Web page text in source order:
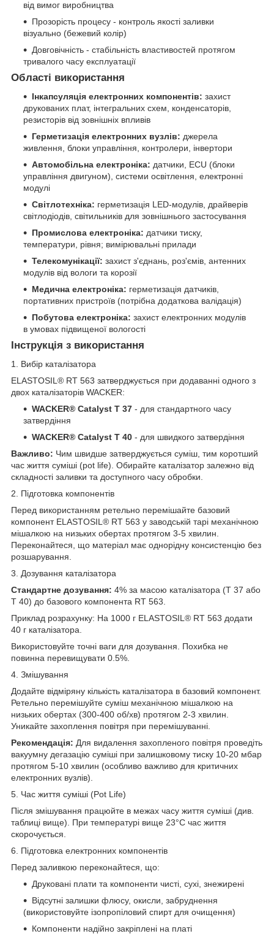
від вимог виробництва
Прозорість процесу - контроль якості заливки
візуально (бежевий колір)
Довговічність - стабільність властивостей протягом
тривалого часу експлуатації
Області використання
Інкапсуляція електронних компонентів: захист
друкованих плат, інтегральних схем, конденсаторів,
резисторів від зовнішніх впливів
Герметизація електронних вузлів: джерела
живлення, блоки управління, контролери, інвертори
Автомобільна електроніка: датчики, ECU (блоки
управління двигуном), системи освітлення, електронні
модулі
Світлотехніка: герметизація LED-модулів, драйверів
світлодіодів, світильників для зовнішнього застосування
Промислова електроніка: датчики тиску,
температури, рівня; вимірювальні прилади
Телекомунікації: захист з'єднань, роз'ємів, антенних
модулів від вологи та корозії
Медична електроніка: герметизація датчиків,
портативних пристроїв (потрібна додаткова валідація)
Побутова електроніка: захист електронних модулів
в умовах підвищеної вологості
Інструкція з використання
1. Вибір каталізатора
ELASTOSIL® RT 563 затверджується при додаванні одного з
двох каталізаторів WACKER:
WACKER® Catalyst T 37 - для стандартного часу
затвердіння
WACKER® Catalyst T 40 - для швидкого затвердіння
Важливо: Чим швидше затверджується суміш, тим коротший
час життя суміші (pot life). Обирайте каталізатор залежно від
складності заливки та доступного часу обробки.
2. Підготовка компонентів
Перед використанням ретельно перемішайте базовий
компонент ELASTOSIL® RT 563 у заводській тарі механічною
мішалкою на низьких обертах протягом 3-5 хвилин.
Переконайтеся, що матеріал має однорідну консистенцію без
розшарування.
3. Дозування каталізатора
Стандартне дозування: 4% за масою каталізатора (T 37 або
T 40) до базового компонента RT 563.
Приклад розрахунку: На 1000 г ELASTOSIL® RT 563 додати
40 г каталізатора.
Використовуйте точні ваги для дозування. Похибка не
повинна перевищувати 0.5%.
4. Змішування
Додайте відміряну кількість каталізатора в базовий компонент.
Ретельно перемішуйте суміш механічною мішалкою на
низьких обертах (300-400 об/хв) протягом 2-3 хвилин.
Уникайте захоплення повітря при перемішуванні.
Рекомендація: Для видалення захопленого повітря проведіть
вакуумну дегазацію суміші при залишковому тиску 10-20 мбар
протягом 5-10 хвилин (особливо важливо для критичних
електронних вузлів).
5. Час життя суміші (Pot Life)
Після змішування працюйте в межах часу життя суміші (див.
таблиці вище). При температурі вище 23°C час життя
скорочується.
6. Підготовка електронних компонентів
Перед заливкою переконайтеся, що:
Друковані плати та компоненти чисті, сухі, знежирені
Відсутні залишки флюсу, окисли, забруднення
(використовуйте ізопропіловий спирт для очищення)
Компоненти надійно закріплені на платі